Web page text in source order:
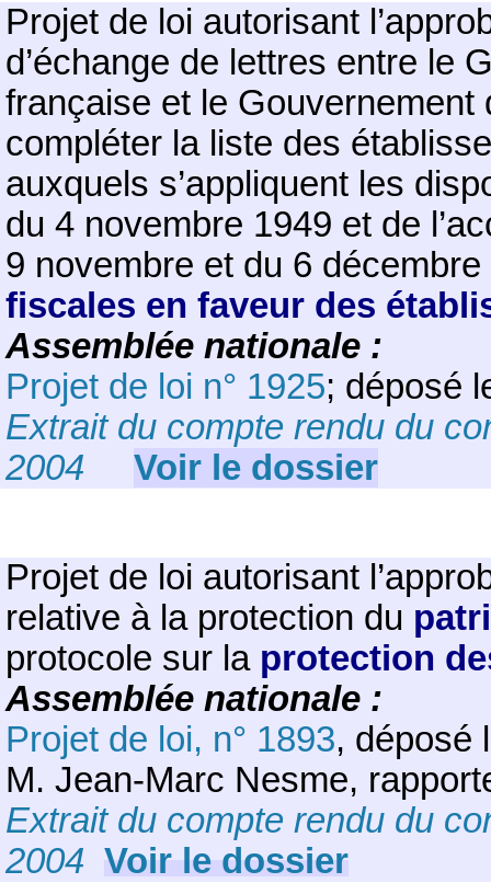
Projet de loi autorisant
d’échange de lettres entre le
française et le
compléter la liste des
auxquels s’appliquent les
du 4 novembre 1949 et de
9 novembre et du 6
fiscales en faveur des
Assemblée nationale :
Projet de loi n° 1925; déposé
Extrait du compte rendu du
2004
Voir le dossier
Projet de loi autorisant
relative à la protection du
protocole sur la protection
Assemblée nationale :
Projet de loi, n° 1893, déposé
M. Jean-Marc Nesme,
Extrait du compte rendu du
2004 Voir le dossier